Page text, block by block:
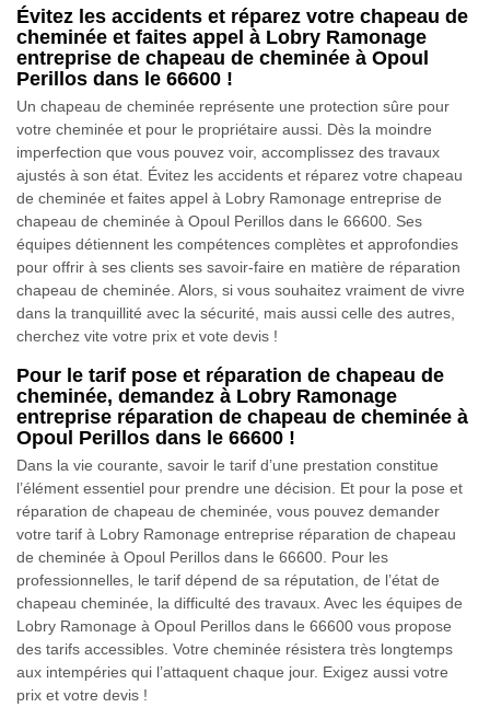
Évitez les accidents et réparez votre chapeau de
cheminée et faites appel à Lobry Ramonage
entreprise de chapeau de cheminée à Opoul
Perillos dans le 66600 !
Un chapeau de cheminée représente une protection sûre pour
votre cheminée et pour le propriétaire aussi. Dès la moindre
imperfection que vous pouvez voir, accomplissez des travaux
ajustés à son état. Évitez les accidents et réparez votre chapeau
de cheminée et faites appel à Lobry Ramonage entreprise de
chapeau de cheminée à Opoul Perillos dans le 66600. Ses
équipes détiennent les compétences complètes et approfondies
pour offrir à ses clients ses savoir-faire en matière de réparation
chapeau de cheminée. Alors, si vous souhaitez vraiment de vivre
dans la tranquillité avec la sécurité, mais aussi celle des autres,
cherchez vite votre prix et vote devis !
Pour le tarif pose et réparation de chapeau de
cheminée, demandez à Lobry Ramonage
entreprise réparation de chapeau de cheminée à
Opoul Perillos dans le 66600 !
Dans la vie courante, savoir le tarif d’une prestation constitue
l’élément essentiel pour prendre une décision. Et pour la pose et
réparation de chapeau de cheminée, vous pouvez demander
votre tarif à Lobry Ramonage entreprise réparation de chapeau
de cheminée à Opoul Perillos dans le 66600. Pour les
professionnelles, le tarif dépend de sa réputation, de l’état de
chapeau cheminée, la difficulté des travaux. Avec les équipes de
Lobry Ramonage à Opoul Perillos dans le 66600 vous propose
des tarifs accessibles. Votre cheminée résistera très longtemps
aux intempéries qui l’attaquent chaque jour. Exigez aussi votre
prix et votre devis !